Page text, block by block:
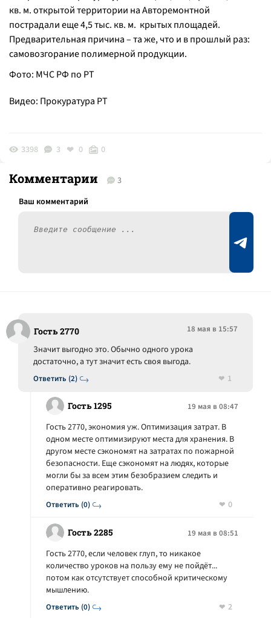
кв. м. открытой территории на Авторемонтной
пострадали еще 4,5 тыс. кв. м. крытых площадей.
Предварительная причина – та же, что и в прошлый раз:
самовозгорание полимерной продукции.
Фото: МЧС РФ по РТ
Видео: Прокуратура РТ
3398 3 0 0
Комментарии 3
Гость 2770 18 мая в 15:57
Ответить (2)
Значит выгодно это. Обычно одного урока
достаточно, а тут значит есть своя выгода.
1
Гость 1295 19 мая в 08:47
Ответить (0)
Гость 2770, экономия уж. Оптимизация затрат. В
одном месте оптимизируют места для хранения. В
другом месте сэкономят на затратах по пожарной
безопасности. Еще сэкономят на людях, которые
могли бы за всем этим безобразием следить и
оперативно реагировать.
0
Гость 2285 19 мая в 08:51
Ответить (0)
Гость 2770, если человек глуп, то никакое
количество уроков на пользу ему не пойдёт...
потом как отсутствует способной критическому
мышлению.
2